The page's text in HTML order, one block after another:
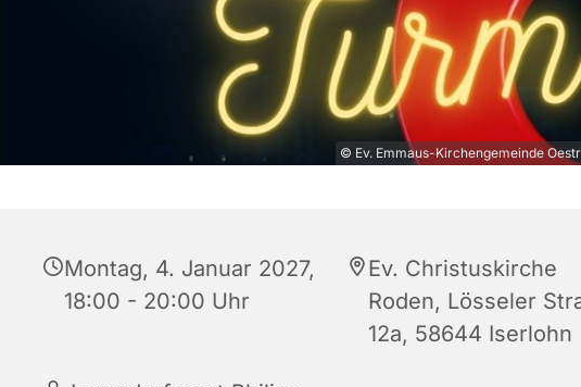
© Ev. Emmaus-Kirchengemeinde
Montag, 4. Januar 2027,
18:00 - 20:00 Uhr
Ev. Christuskirche
Roden, Lösseler
12a, 58644 Iserlohn